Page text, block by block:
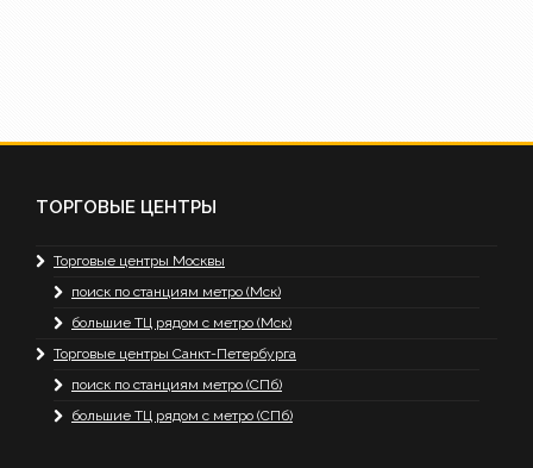
ТОРГОВЫЕ ЦЕНТРЫ
Торговые центры Москвы
поиск по станциям метро (Мск)
большие ТЦ рядом с метро (Мск)
Торговые центры Санкт-Петербурга
поиск по станциям метро (СПб)
большие ТЦ рядом с метро (СПб)